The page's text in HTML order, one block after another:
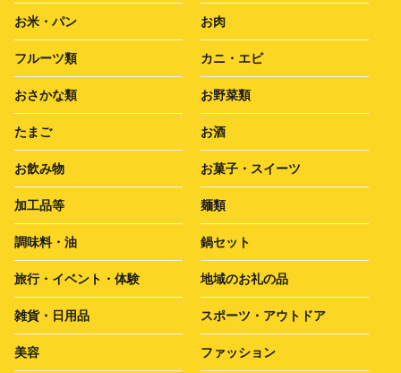
お米・パン お肉
フルーツ類 カニ・エビ
おさかな類 お野菜類
たまご お酒
お飲み物 お菓子・スイーツ
加工品等 麺類
調味料・油 鍋セット
旅行・イベント・体験 地域のお礼の品
雑貨・日用品 スポーツ・アウトドア
美容 ファッション